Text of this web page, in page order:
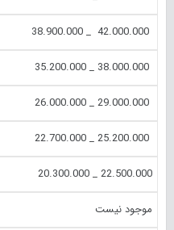
22.500.000 _ 20.300.000
موجود نیست